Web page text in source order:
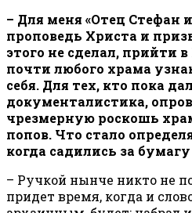
– Для меня «Отец Стефан
проповедь Христа и
этого не сделал, прийти
почти любого храма
себя. Для тех, кто пока
документалистика,
чрезмерную роскошь
попов. Что стало
когда садились за
– Ручкой нынче никто не
придет время, когда и